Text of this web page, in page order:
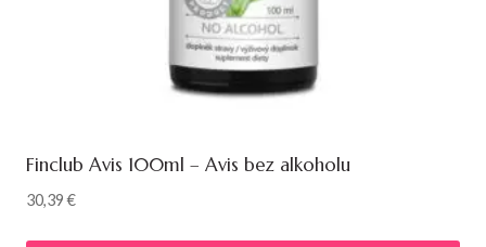
Finclub Avis 100ml – Avis bez alkoholu
30,39€